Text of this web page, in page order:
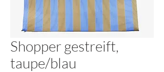
Shopper gestreift,
taupe/blau